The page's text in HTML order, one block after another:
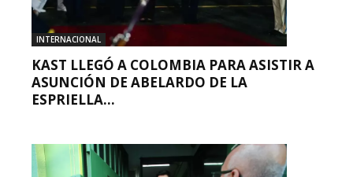
INTERNACIONAL
KAST LLEGÓ A COLOMBIA PARA ASISTIR A
ASUNCIÓN DE ABELARDO DE LA
ESPRIELLA...